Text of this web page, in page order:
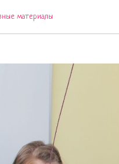
материалы